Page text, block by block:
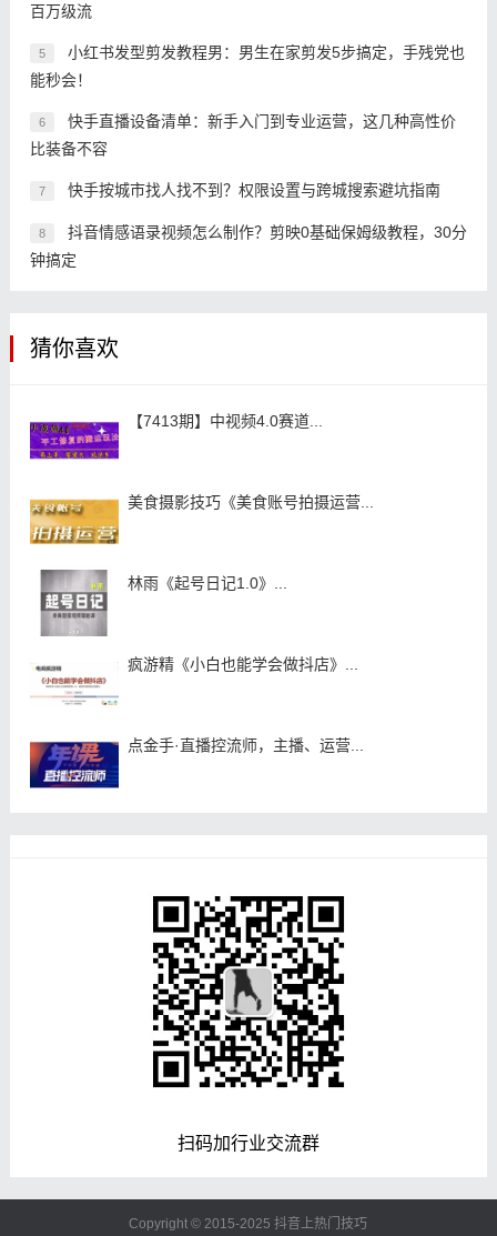
百万级流
5
小红书发型剪发教程男：男生在家剪发5步搞定，手残党也
能秒会！
6
快手直播设备清单：新手入门到专业运营，这几种高性价
比装备不容
7 快手按城市找人找不到？权限设置与跨城搜索避坑指南
8
抖音情感语录视频怎么制作？剪映0基础保姆级教程，30分
钟搞定
猜你喜欢
【7413期】中视频4.0赛道...
美食摄影技巧《美食账号拍摄运营...
林雨《起号日记1.0》...
疯游精《小白也能学会做抖店》...
点金手·直播控流师，主播、运营...
扫码加行业交流群
Copyright © 2015-2025抖音上热门技巧